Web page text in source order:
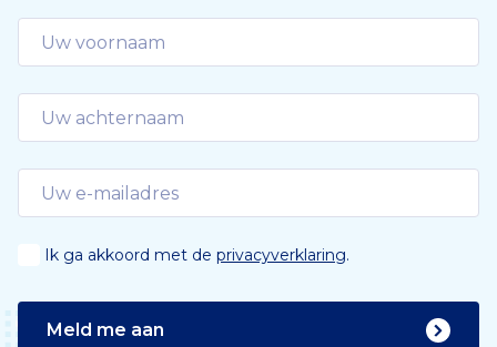
Ik ga akkoord met de privacyverklaring.
Meld me aan